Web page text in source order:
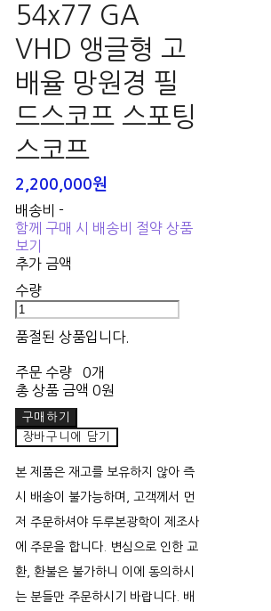
54x77 GA
VHD 앵글형 고
배율 망원경 필
드스코프 스포팅
스코프
2,200,000원
배송비 -
함께 구매 시 배송비 절약 상품
보기
추가 금액
수량
품절된 상품입니다.
주문 수량
0개
총 상품 금액 0원
구매하기
장바구니에 담기
본 제품은 재고를 보유하지 않아 즉
시 배송이 불가능하며, 고객께서 먼
저 주문하셔야 두루본광학이 제조사
에 주문을 합니다. 변심으로 인한 교
환, 환불은 불가하니 이에 동의하시
는 분들만 주문하시기 바랍니다. 배